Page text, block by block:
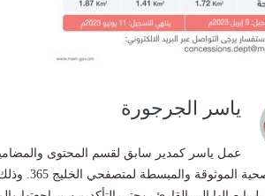
ياسر الجرجورة
المعلومة